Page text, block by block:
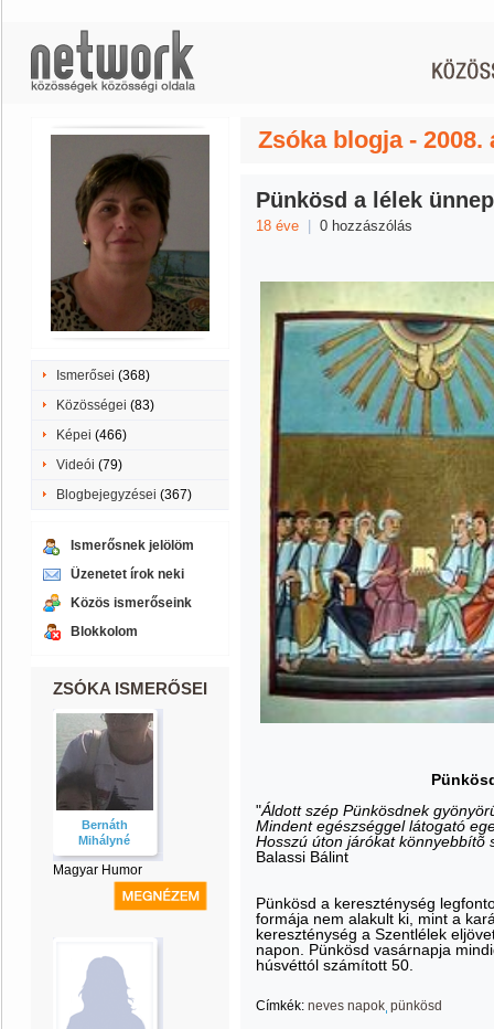
Ismerősei (368)
Közösségei (83)
Képei (466)
Videói (79)
Blogbejegyzései (367)
Ismerősnek jelölöm
Üzenetet írok neki
Közös ismerőseink
Blokkolom
ZSÓKA ISMERŐSEI
Bernáth
Mihályné
Magyar Humor
Zsóka blogja - 2008.
Pünkösd a lélek
18 éve 0 hozzászólás
"Áldott szép Pünkösdnek
Mindent egészséggel látogató
Hosszú úton járókat könnyebbítõ
Balassi Bálint
Pünkösd a kereszténység
formája nem alakult ki, mint a
kereszténység a Szentlélek
napon. Pünkösd vasárnapja
húsvéttól számított 50.
Címkék: neves napok pünkösd